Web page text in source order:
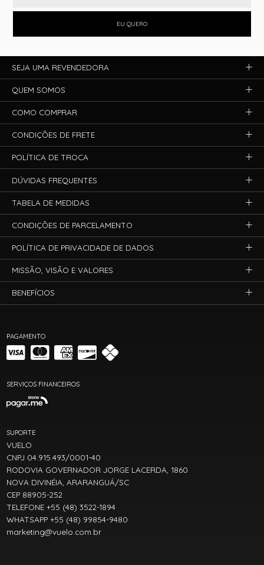
EU QUERO
PAGAMENTO
SERVIÇOS FINANCEIROS
SUPORTE
VUELO
CNPJ 04.915.493/0001-40
RODOVIA GOVERNADOR JORGE LACERDA, 1860
NOVA DIVINÉIA, ARARANGUÁ/SC
CEP 88905-252
TELEFONE +55 (48) 3522-1894
WHATSAPP +55 (48) 99854-9480
marketing@vuelo.com.br
SEJA UMA REVENDEDORA
QUEM SOMOS
COMO COMPRAR
CONDIÇÕES DE FRETE
POLÍTICA DE TROCA
DÚVIDAS FREQUENTES
TABELA DE MEDIDAS
CONDIÇÕES DE PARCELAMENTO
POLÍTICA DE PRIVACIDADE DE DADOS
MISSÃO, VISÃO E VALORES
BENEFÍCIOS